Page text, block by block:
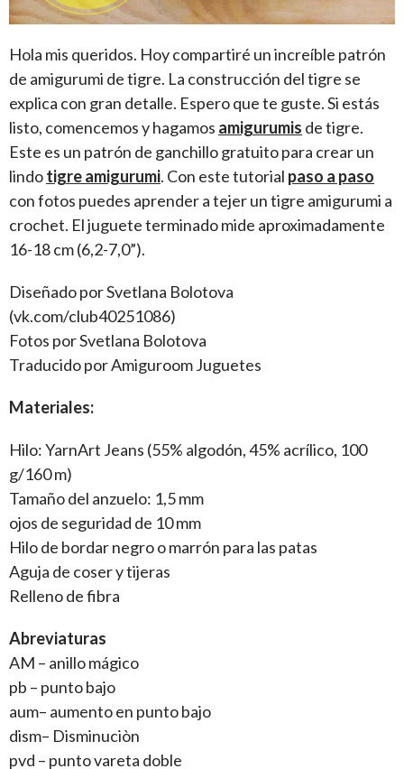
Hola mis queridos. Hoy compartiré un increíble patrón
de amigurumi de tigre. La construcción del tigre se
explica con gran detalle. Espero que te guste. Si estás
listo, comencemos y hagamos amigurumis de tigre.
Este es un patrón de ganchillo gratuito para crear un
lindotigre amigurumi. Con este tutorial paso a paso
con fotos puedes aprender a tejer un tigre amigurumi a
crochet. El juguete terminado mide aproximadamente
16-18 cm (6,2-7,0”).
Diseñado por Svetlana Bolotova
(vk.com/club40251086)
Fotos por Svetlana Bolotova
Traducido por Amiguroom Juguetes
Materiales:
Hilo: YarnArt Jeans (55% algodón, 45% acrílico, 100
g/160 m)
Tamaño del anzuelo: 1,5 mm
ojos de seguridad de 10 mm
Hilo de bordar negro o marrón para las patas
Aguja de coser y tijeras
Relleno de fibra
Abreviaturas
AM – anillo mágico
pb – punto bajo
aum– aumento en punto bajo
dism– Disminuciòn
pvd – punto vareta doble